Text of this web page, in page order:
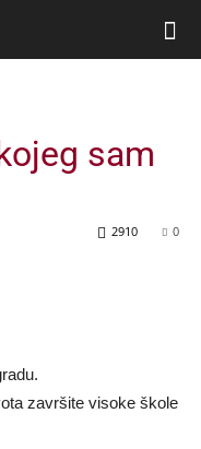
sam
0
2910
završite visoke škole